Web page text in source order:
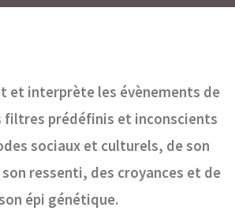
et interprète les évènements de
filtres prédéfinis et inconscients
sociaux et culturels, de son
ressenti, des croyances et de
épi génétique.